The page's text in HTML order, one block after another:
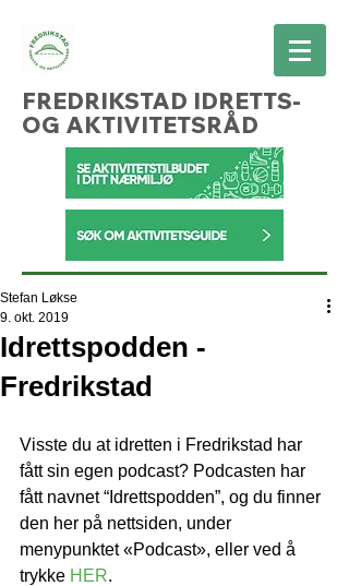
FREDRIKSTAD IDRETTS-
OG AKTIVITETSRÅD
Idrettspodden -
Fredrikstad
Stefan Løkse
9. okt. 2019
Visste du at idretten i Fredrikstad har
fått sin egen podcast? Podcasten har
fått navnet “Idrettspodden”, og du finner
den her på nettsiden, under
menypunktet «Podcast», eller ved å
trykke HER.